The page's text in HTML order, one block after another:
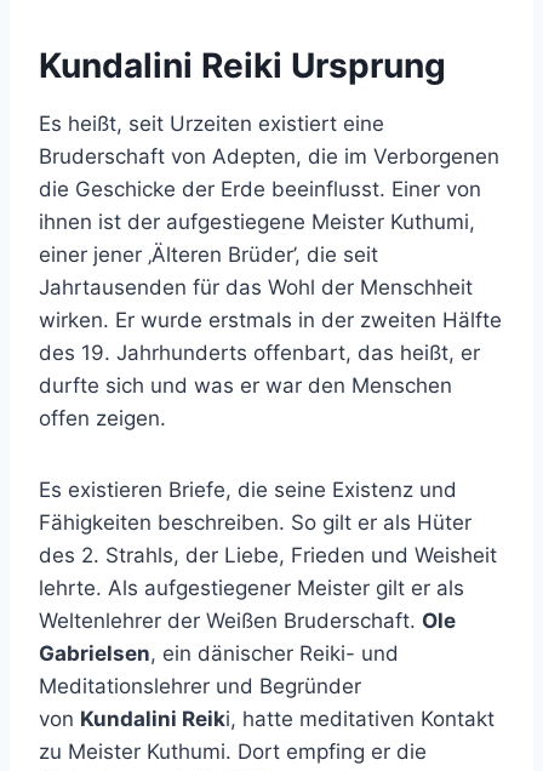
Kundalini Reiki Ursprung
Es heißt, seit Urzeiten existiert eine
Bruderschaft von Adepten, die im Verborgenen
die Geschicke der Erde beeinflusst. Einer von
ihnen ist der aufgestiegene Meister Kuthumi,
einer jener ‚Älteren Brüder’, die seit
Jahrtausenden für das Wohl der Menschheit
wirken. Er wurde erstmals in der zweiten Hälfte
des 19. Jahrhunderts offenbart, das heißt, er
durfte sich und was er war den Menschen
offen zeigen.
Es existieren Briefe, die seine Existenz und
Fähigkeiten beschreiben. So gilt er als Hüter
des 2. Strahls, der Liebe, Frieden und Weisheit
lehrte. Als aufgestiegener Meister gilt er als
Weltenlehrer der Weißen Bruderschaft. Ole
Gabrielsen, ein dänischer Reiki- und
Meditationslehrer und Begründer
von Kundalini Reiki, hatte meditativen Kontakt
zu Meister Kuthumi. Dort empfing er die